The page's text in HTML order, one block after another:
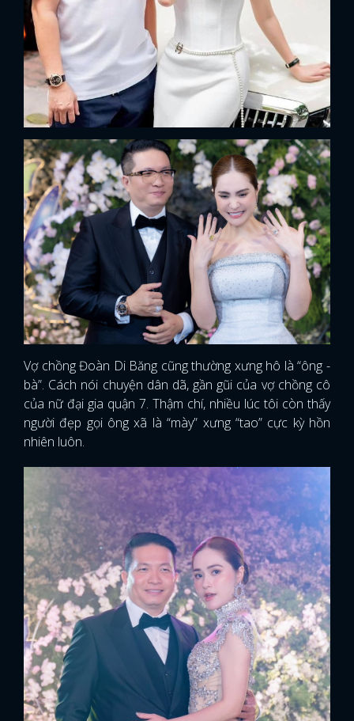
FACEBOOK GOOGLE
Vợ chồng Đoàn Di Băng cũng thường xưng hô là “ông -
bà”. Cách nói chuyện dân dã, gần gũi của vợ chồng cô
của nữ đại gia quận 7. Thậm chí, nhiều lúc tôi còn thấy
người đẹp gọi ông xã là “mày” xưng “tao” cực kỳ hồn
nhiên luôn.